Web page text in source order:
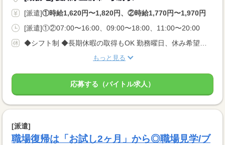
[派遣]①時給1,620円〜1,820円、②時給1,770円〜1,970円
[派遣]①②07:00〜16:00、09:00〜18:00、11:00〜20:00
◆シフト制 ◆長期休暇の取得もOK 勤務曜日、休み希望はお気軽にご相談ください。 やむを得ない急なお休みにも理解のある職場です。
もっと見る
応募する（バイトル求人）
[派遣]
職場復帰は「お試し2ヶ月」から◎職場見学/ブ